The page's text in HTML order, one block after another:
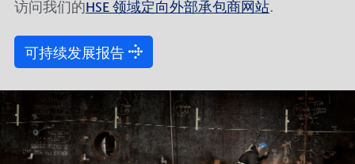
访问我们的HSE 领域定向外部承包商网站.
可持续发展报告